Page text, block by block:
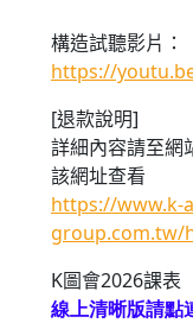
構造試聽影片：
https://
[退款說明]
詳細內容請至網
該網址查看
https://www.k-
group.com.tw/
K圖會2026課表
線上清晰版請點